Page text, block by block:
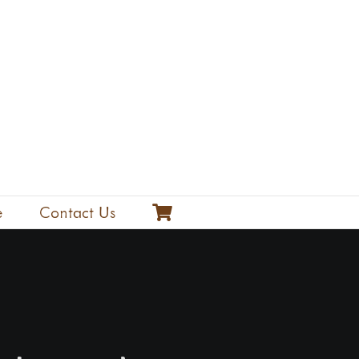
Contact Us